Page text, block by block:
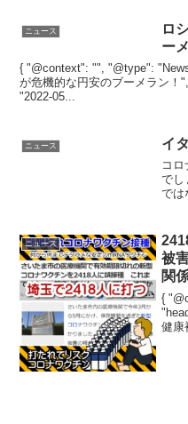
ニュース
ロ
ー
{ "@context": "", "@type":
が危機的な円安のブーメラン
"2022-05...
ニュース イ
コ
でし
では
け
ロ...
ニュース
被
関
{
健康